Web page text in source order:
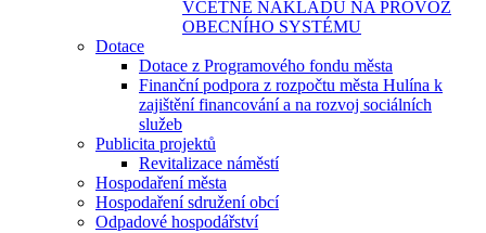
VČETNĚ NÁKLADŮ NA PROVOZ
OBECNÍHO SYSTÉMU
Dotace
Dotace z Programového fondu města
Finanční podpora z rozpočtu města Hulína k
zajištění financování a na rozvoj sociálních
služeb
Publicita projektů
Revitalizace náměstí
Hospodaření města
Hospodaření sdružení obcí
Odpadové hospodářství